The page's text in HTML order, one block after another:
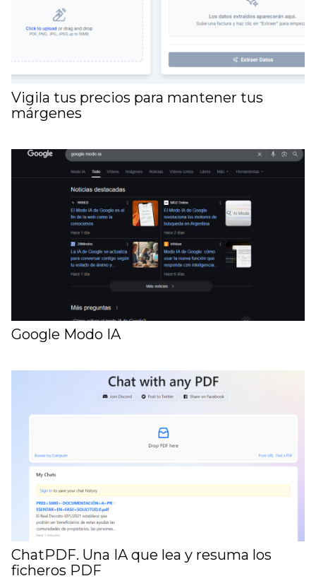
Vigila tus precios para mantener tus
márgenes
Google Modo IA
ChatPDF. Una IA que lea y resuma los
ficheros PDF